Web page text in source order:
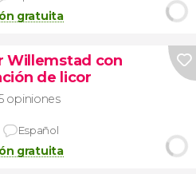
gratuita
Willemstad con
de licor
opiniones
Español
gratuita